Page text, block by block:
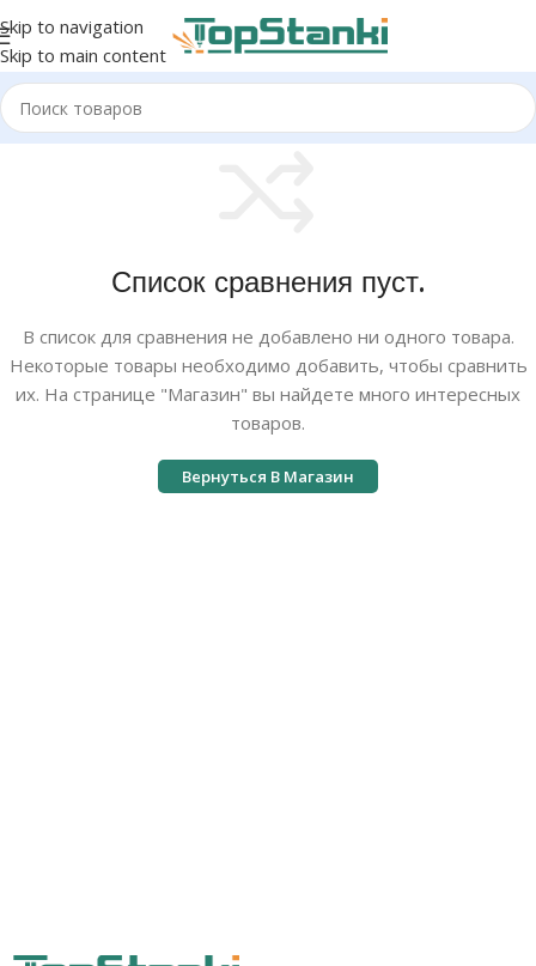
Skip to navigation
Skip to main content
Список сравнения пуст.
В список для сравнения не добавлено ни одного товара.
Некоторые товары необходимо добавить, чтобы сравнить
их. На странице "Магазин" вы найдете много интересных
товаров.
Вернуться В Магазин